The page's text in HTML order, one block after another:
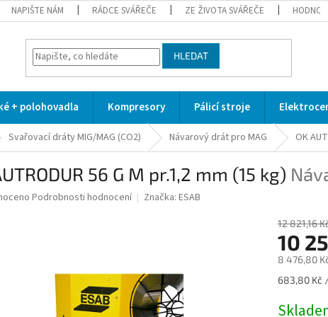
NAPIŠTE NÁM RÁDCE SVÁŘEČE ZE ŽIVOTA SVÁŘEČE
HLEDAT
+ polohovadla Kompresory Pálicí stroje
Svařovací dráty MIG/MAG (CO2) Návarový drát pro MAG OK
56 G M pr.1,2 mm (15 kg)
Podrobnosti hodnocení Značka: ESAB
12 821,16
10
8 476,80
Měrná
683,80 Kč